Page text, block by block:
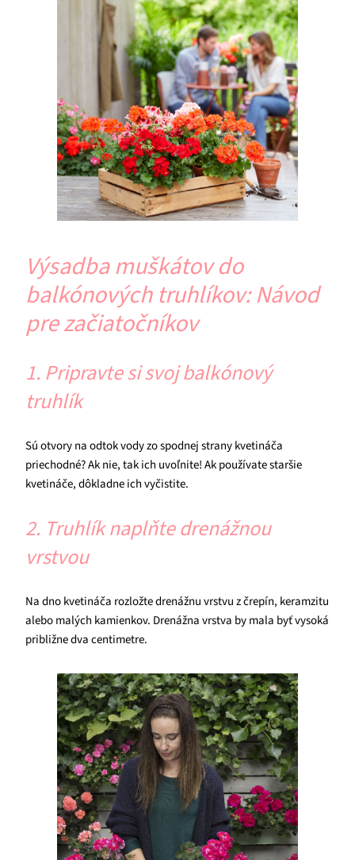
Výsadba muškátov do
balkónových truhlíkov: Návod
pre začiatočníkov
1. Pripravte si svoj balkónový
truhlík
Sú otvory na odtok vody zo spodnej strany kvetináča
priechodné? Ak nie, tak ich uvoľnite! Ak používate staršie
kvetináče, dôkladne ich vyčistite.
2. Truhlík naplňte drenážnou
vrstvou
Na dno kvetináča rozložte drenážnu vrstvu z črepín, keramzitu
alebo malých kamienkov. Drenážna vrstva by mala byť vysoká
približne dva centimetre.